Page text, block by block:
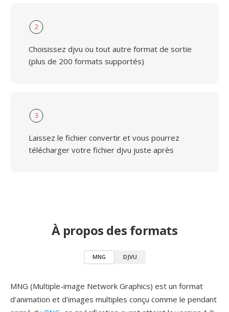
2
Choisissez djvu ou tout autre format de sortie
(plus de 200 formats supportés)
3
Laissez le fichier convertir et vous pourrez
télécharger votre fichier djvu juste après
À propos des formats
MNG DJVU
MNG (Multiple-image Network Graphics) est un format
d'animation et d'images multiples conçu comme le pendant